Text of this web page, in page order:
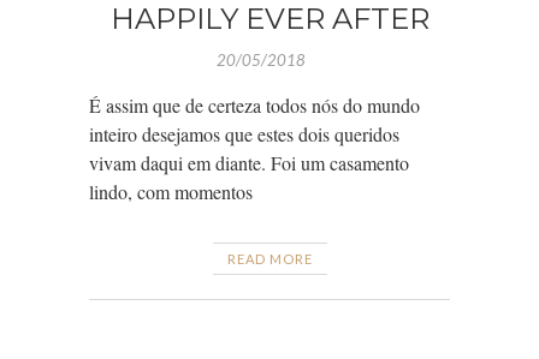
HAPPILY EVER AFTER
20/05/2018
É assim que de certeza todos nós do mundo
inteiro desejamos que estes dois queridos
vivam daqui em diante. Foi um casamento
lindo, com momentos
READ MORE